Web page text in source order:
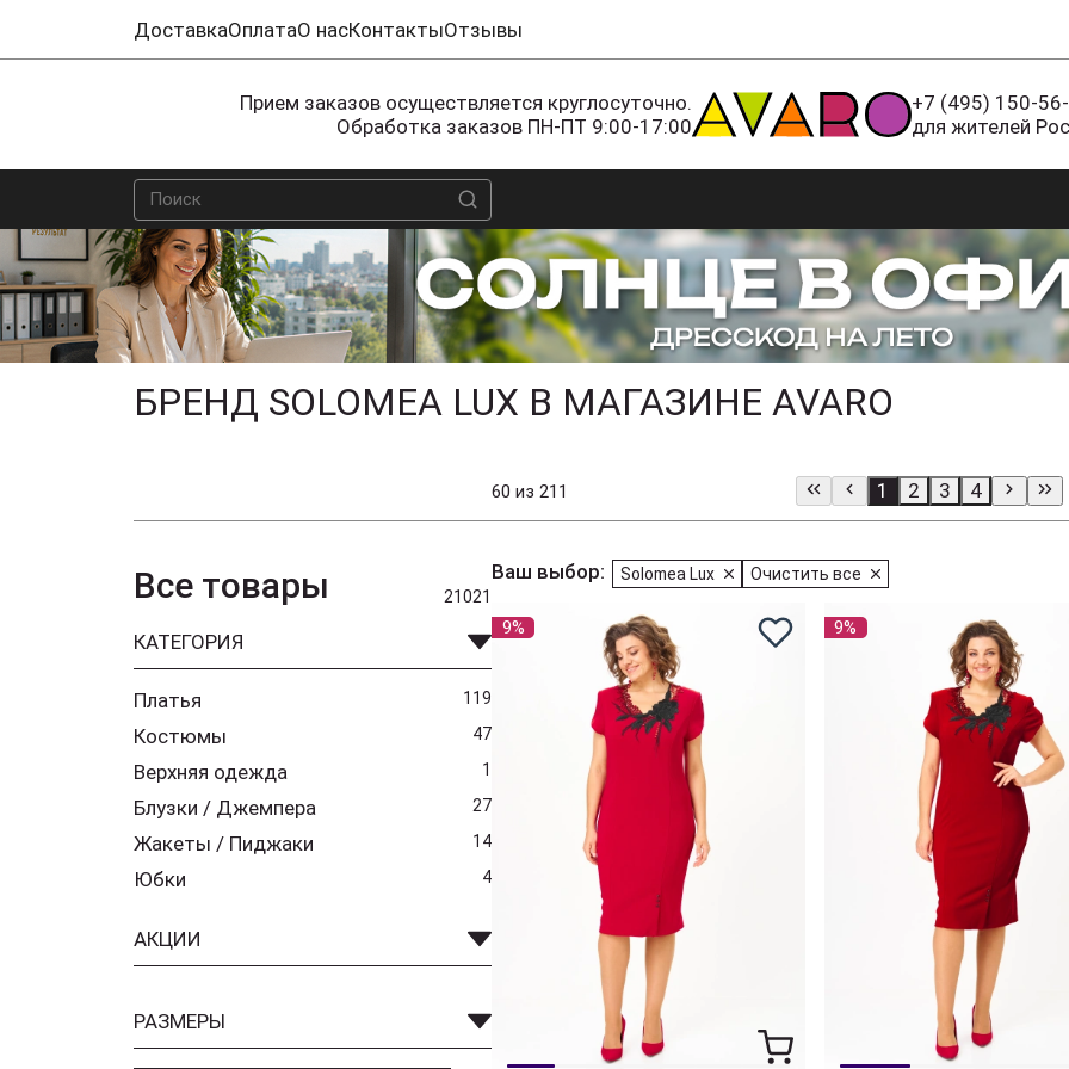
ДоставкаОплатаО насКонтактыОтзывы
Прием заказов осуществляется круглосуточно.
Обработка заказов ПН-ПТ 9:00-17:00
+7 (495) 150-
для жителей
БРЕНД SOLOMEA LUX В МАГАЗИНЕ AVARO
60 из 211 1 2 3 4
Все товары 21021
КАТЕГОРИЯ
Платья 119
Костюмы 47
Верхняя одежда 1
Блузки / Джемпера 27
Жакеты / Пиджаки 14
Юбки 4
АКЦИИ
РАЗМЕРЫ
Ваш выбор: Solomea Lux Очистить все
9% 9%